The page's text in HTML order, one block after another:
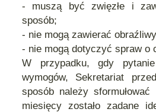
- muszą być zwięzłe i
sposób;
- nie mogą zawierać
- nie mogą dotyczyć spraw o
W przypadku, gdy
wymogów, Sekretariat
sposób należy
miesięcy zostało zadane